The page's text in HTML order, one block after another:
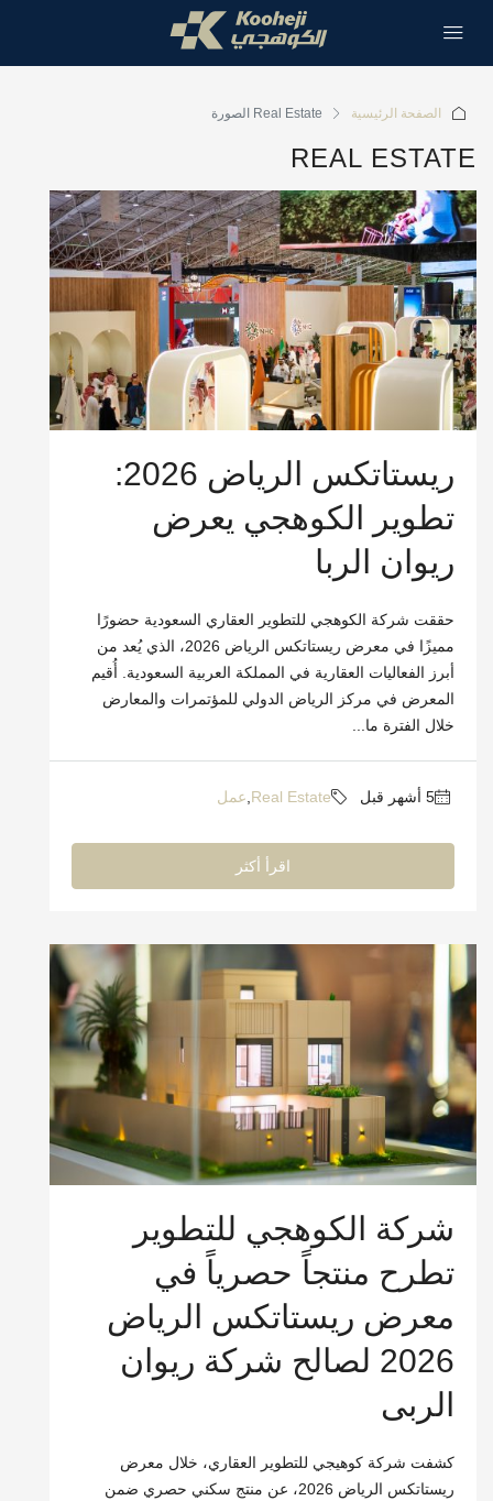
الصفحة الرئيسية
REAL ESTATE
ريستاتكس الرياض 2026:
تطوير الكوهجي يعرض
ريوان الربا
حققت شركة الكوهجي للتطوير العقاري السعودية حضورًا
مميزًا في معرض ريستاتكس الرياض 2026، الذي يُعد من
أبرز الفعاليات العقارية في المملكة العربية السعودية. أُقيم
المعرض في مركز الرياض الدولي للمؤتمرات والمعارض
خلال الفترة ما...
Real Estate
,عمل
اقرأ أكثر
شركة الكوهجي للتطوير
تطرح منتجاً حصرياً في
معرض ريستاتكس الرياض
2026 لصالح شركة ريوان
الربى
كشفت شركة كوهيجي للتطوير العقاري، خلال معرض
ريستاتكس الرياض 2026، عن منتج سكني حصري ضمن